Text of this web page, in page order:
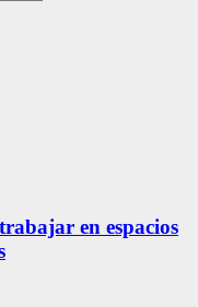
en espacios